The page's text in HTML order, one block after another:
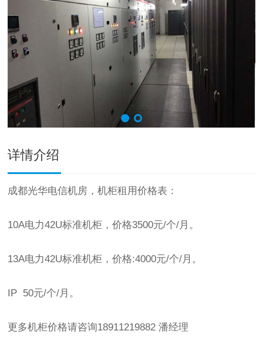
详情介绍
成都光华电信机房，机柜租用价格表：
10A电力42U标准机柜，价格3500元/个/月。
13A电力42U标准机柜，价格:4000元/个/月。
IP 50元/个/月。
更多机柜价格请咨询18911219882 潘经理